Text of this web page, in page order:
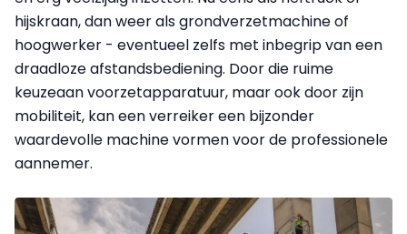
hijskraan, dan weer als grondverzetmachine of
hoogwerker - eventueel zelfs met inbegrip van een
draadloze afstandsbediening. Door die ruime
keuzeaan voorzetapparatuur, maar ook door zijn
mobiliteit, kan een verreiker een bijzonder
waardevolle machine vormen voor de professionele
aannemer.